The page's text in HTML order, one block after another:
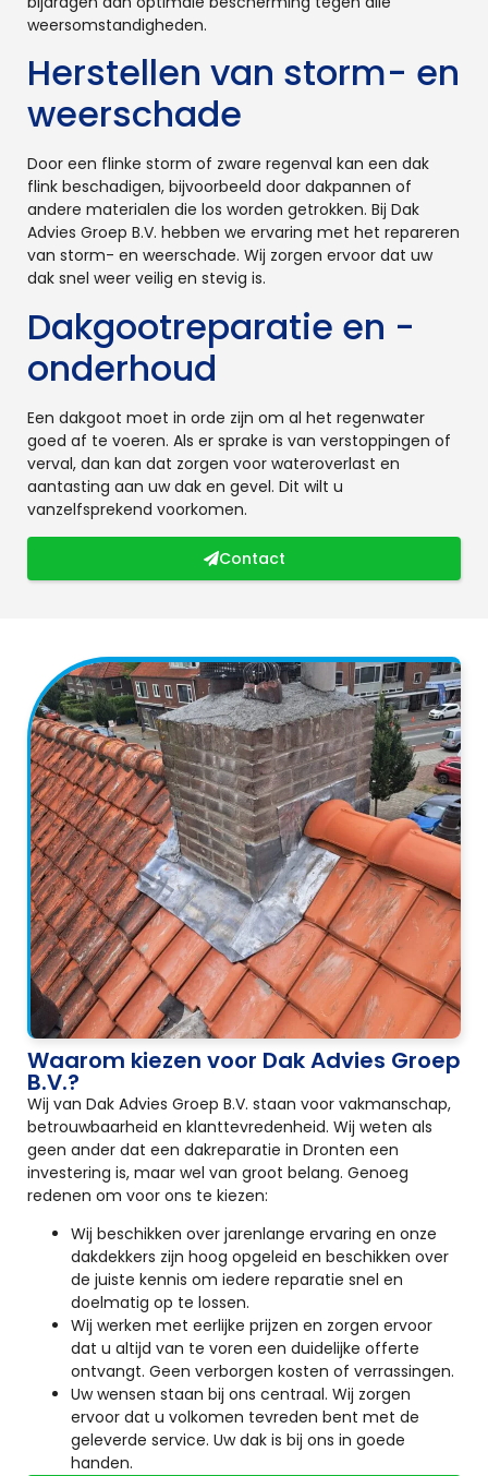
weersomstandigheden.
Herstellen van storm- en
weerschade
Door een flinke storm of zware regenval kan een dak
flink beschadigen, bijvoorbeeld door dakpannen of
andere materialen die los worden getrokken. Bij Dak
Advies Groep B.V. hebben we ervaring met het repareren
van storm- en weerschade. Wij zorgen ervoor dat uw
dak snel weer veilig en stevig is.
Dakgootreparatie en -
onderhoud
Een dakgoot moet in orde zijn om al het regenwater
goed af te voeren. Als er sprake is van verstoppingen of
verval, dan kan dat zorgen voor wateroverlast en
aantasting aan uw dak en gevel. Dit wilt u
vanzelfsprekend voorkomen.
Contact
Waarom kiezen voor Dak Advies Groep
B.V.?
Wij van Dak Advies Groep B.V. staan voor vakmanschap,
betrouwbaarheid en klanttevredenheid. Wij weten als
geen ander dat een dakreparatie in Dronten een
investering is, maar wel van groot belang. Genoeg
redenen om voor ons te kiezen:
Wij beschikken over jarenlange ervaring en onze
dakdekkers zijn hoog opgeleid en beschikken over
de juiste kennis om iedere reparatie snel en
doelmatig op te lossen.
Wij werken met eerlijke prijzen en zorgen ervoor
dat u altijd van te voren een duidelijke offerte
ontvangt. Geen verborgen kosten of verrassingen.
Uw wensen staan bij ons centraal. Wij zorgen
ervoor dat u volkomen tevreden bent met de
geleverde service. Uw dak is bij ons in goede
handen.